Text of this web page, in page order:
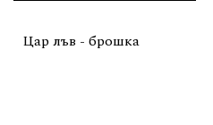
Цар лъв - брошка